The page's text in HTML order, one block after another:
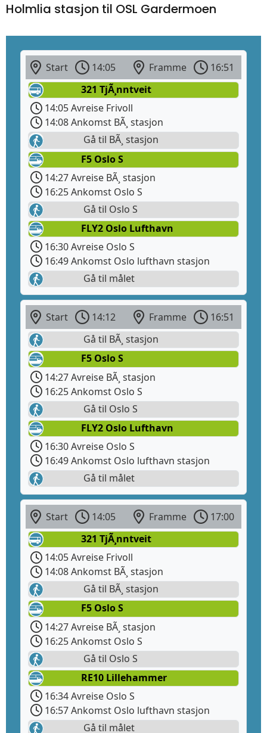
Holmlia stasjon til OSL Gardermoen
Start 14:05 Framme
16:51
321 TjÃ¸nntveit
14:05 Avreise Frivoll
14:08 Ankomst BÃ¸ stasjon
Gå til BÃ¸ stasjon
F5 Oslo S
14:27 Avreise BÃ¸ stasjon
16:25 Ankomst Oslo S
Gå til Oslo S
FLY2 Oslo Lufthavn
16:30 Avreise Oslo S
16:49 Ankomst Oslo lufthavn stasjon
Gå til målet
Start 14:12 Framme
16:51
Gå til BÃ¸ stasjon
F5 Oslo S
14:27 Avreise BÃ¸ stasjon
16:25 Ankomst Oslo S
Gå til Oslo S
FLY2 Oslo Lufthavn
16:30 Avreise Oslo S
16:49 Ankomst Oslo lufthavn stasjon
Gå til målet
Start 14:05 Framme
17:00
321 TjÃ¸nntveit
14:05 Avreise Frivoll
14:08 Ankomst BÃ¸ stasjon
Gå til BÃ¸ stasjon
F5 Oslo S
14:27 Avreise BÃ¸ stasjon
16:25 Ankomst Oslo S
Gå til Oslo S
RE10 Lillehammer
16:34 Avreise Oslo S
16:57 Ankomst Oslo lufthavn stasjon
Gå til målet